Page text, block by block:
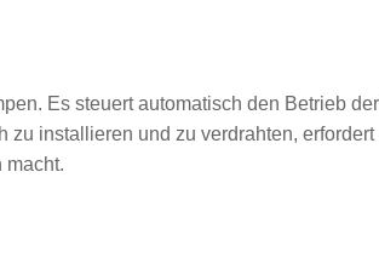
Es steuert automatisch den Betrieb
installieren und zu verdrahten,
macht.